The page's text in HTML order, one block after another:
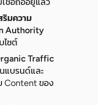
ริมความ
Authority
ไซต์
Traffic
แบรนด์และ
Content ของ